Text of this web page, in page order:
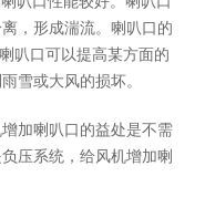
，形成湍流。喇叭口的
叭口可以提高某方面的
或大风的损坏。
加喇叭口的益处是不需
压系统，给风机增加喇